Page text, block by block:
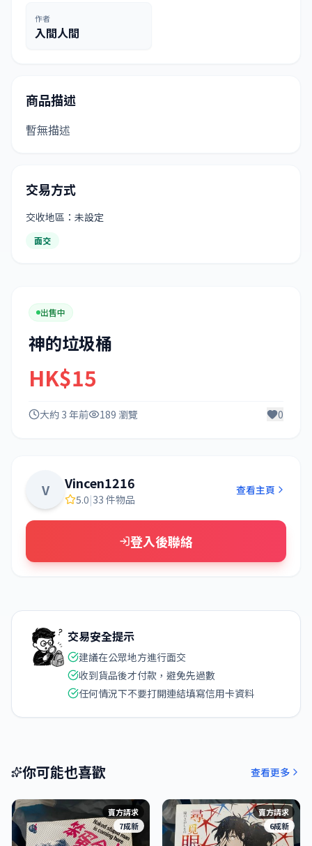
作者
入間人間
商品描述
暫無描述
交易方式
交收地區：未設定
面交
出售中
神的垃圾桶
HK$15
大約 3 年前 189 瀏覽 0
V Vincen1216
5.0|33 件物品
查看主頁
登入後聯絡
交易安全提示
建議在公眾地方進行面交
收到貨品後才付款，避免先過數
任何情況下不要打開連結填寫信用卡資料
你可能也喜歡 查看更多
賣方請求
7成新
賣方請求
6成新